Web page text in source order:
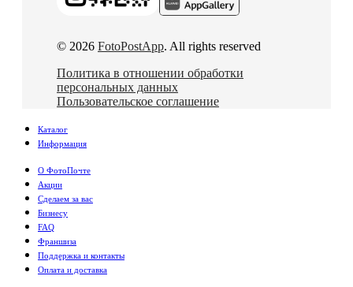
© 2026 FotoPostApp. All rights reserved
Политика в отношении обработки
персональных данных
Пользовательское соглашение
Каталог
Информация
О ФотоПочте
Акции
Сделаем за вас
Бизнесу
FAQ
Франшиза
Поддержка и контакты
Оплата и доставка